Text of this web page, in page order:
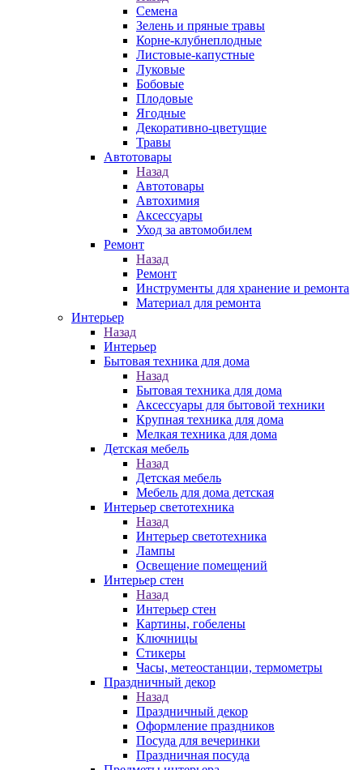
Семена
Зелень и пряные травы
Корне-клубнеплодные
Листовые-капустные
Луковые
Бобовые
Плодовые
Ягодные
Декоративно-цветущие
Травы
Автотовары
Назад
Автотовары
Автохимия
Аксессуары
Уход за автомобилем
Ремонт
Назад
Ремонт
Инструменты для хранение и ремонта
Материал для ремонта
Интерьер
Назад
Интерьер
Бытовая техника для дома
Назад
Бытовая техника для дома
Аксессуары для бытовой техники
Крупная техника для дома
Мелкая техника для дома
Детская мебель
Назад
Детская мебель
Мебель для дома детская
Интерьер светотехника
Назад
Интерьер светотехника
Лампы
Освещение помещений
Интерьер стен
Назад
Интерьер стен
Картины, гобелены
Ключницы
Стикеры
Часы, метеостанции, термометры
Праздничный декор
Назад
Праздничный декор
Оформление праздников
Посуда для вечеринки
Праздничная посуда